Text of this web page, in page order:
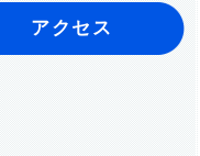
アクセス